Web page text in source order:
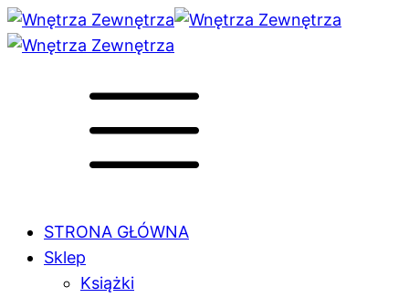
STRONA GŁÓWNA
Sklep
Książki